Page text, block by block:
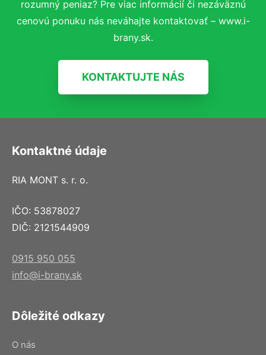
rozumný peniaz? Pre viac informácií či nezáväznú
cenovú ponuku nás neváhajte kontaktovať – www.i-
brany.sk.
KONTAKTUJTE NÁS
Kontaktné údaje
RIA MONT s. r. o.
IČO: 53878027
DIČ: 2121544909
0915 950 055
info@i-brany.sk
Dôležité odkazy
O nás